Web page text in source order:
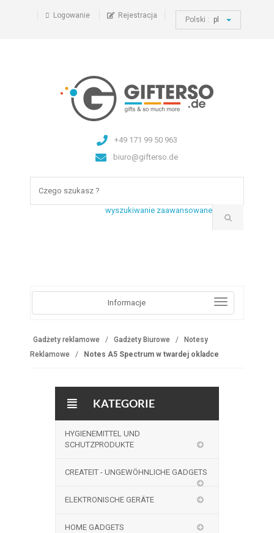
Logowanie Rejestracja Polski : pl
+49 171 99 50 963
biuro@gifterso.de
wyszukiwanie zaawansowane
Informacje
Gadżety reklamowe Gadżety Biurowe
Notesy
Reklamowe
Notes A5 Spectrum w twardej okladce
KATEGORIE
HYGIENEMITTEL UND
SCHUTZPRODUKTE
CREATEIT - UNGEWÖHNLICHE GADGETS
ELEKTRONISCHE GERÄTE
HOME GADGETS